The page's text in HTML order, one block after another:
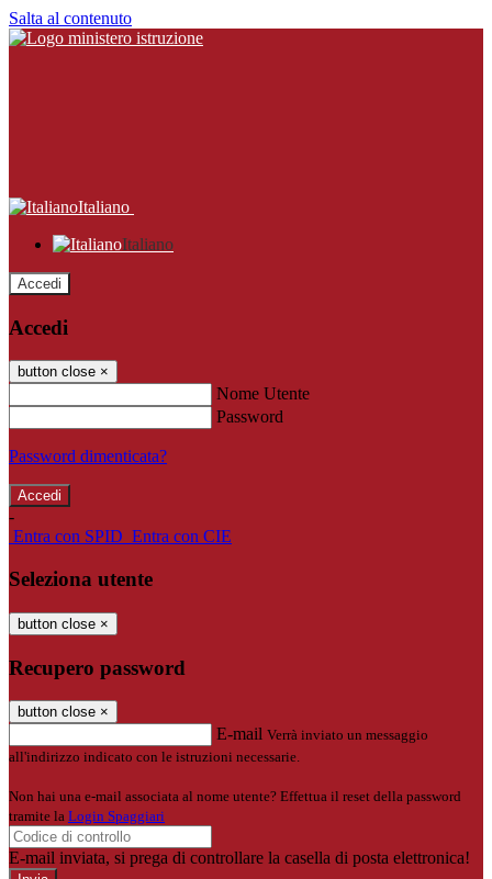
Salta al contenuto
Italiano
Italiano
Accedi
Accedi
button close ×
Nome Utente
Password
Password dimenticata?
-
Entra con SPID Entra con CIE
Seleziona utente
button close ×
Recupero password
button close ×
E-mail Verrà inviato un messaggio
all'indirizzo indicato con le istruzioni necessarie.
Non hai una e-mail associata al nome utente? Effettua il reset della password
tramite la Login Spaggiari
E-mail inviata, si prega di controllare la casella di posta elettronica!